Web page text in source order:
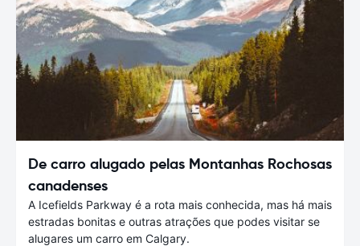
De carro alugado pelas Montanhas Rochosas
canadenses
A Icefields Parkway é a rota mais conhecida, mas há mais
estradas bonitas e outras atrações que podes visitar se
alugares um carro em Calgary.